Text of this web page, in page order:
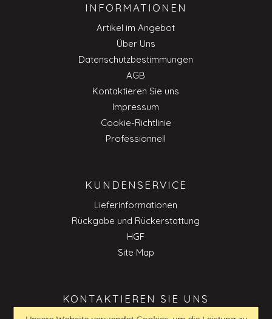
INFORMATIONEN
Artikel im Angebot
Über Uns
Datenschutzbestimmungen
AGB
Kontaktieren Sie uns
Impressum
Cookie-Richtlinie
Professionnell
KUNDENSERVICE
Lieferinformationen
Rückgabe und Rückerstattung
HGF
Site Map
KONTAKTIEREN SIE UNS